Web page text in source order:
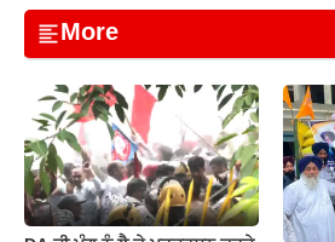
c
e
b
o
o
k
at
s
A
p
p
aile
gr
a
m
p
y
Li
n
k
More